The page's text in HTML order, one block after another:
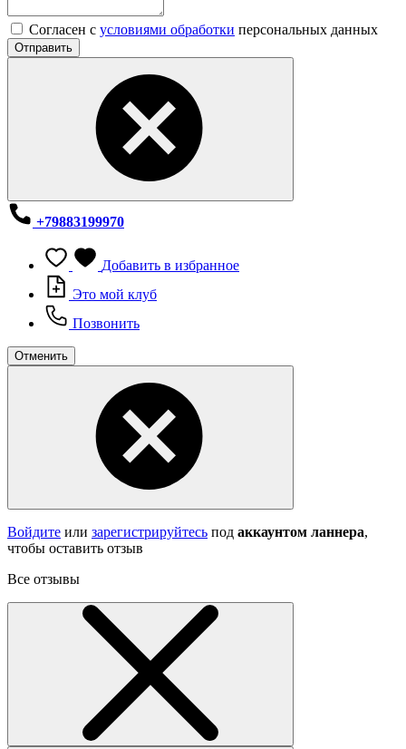
Согласен с условиями обработки персональных данных
Отправить
+79883199970
Добавить в избранное
Это мой клуб
Позвонить
Отменить
Войдите или зарегистрируйтесь под аккаунтом ланнера,
чтобы оставить отзыв
Все отзывы